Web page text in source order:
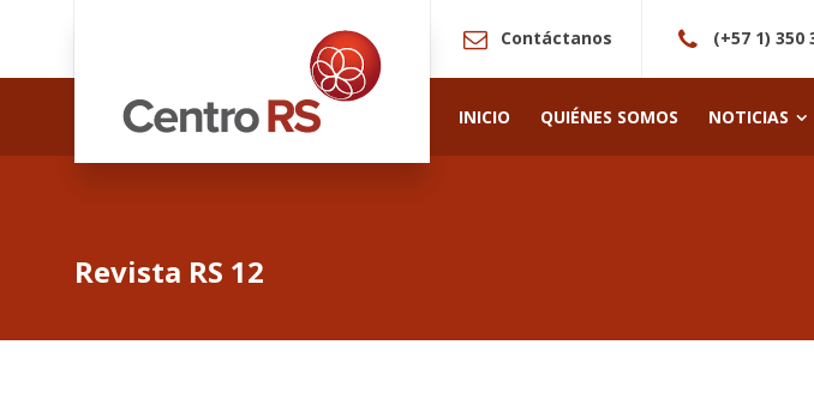
Contáctanos (+57 1) 350
INICIO QUIÉNES SOMOS NOTICIAS
Revista RS 12